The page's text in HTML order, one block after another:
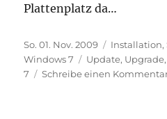
Plattenplatz da…
Veröffentlicht
am
So. 01. Nov. 2009 Kategorien
Installation,
Windows 7
Schlagwörter
Update, Upgrade
7
Schreibe einen